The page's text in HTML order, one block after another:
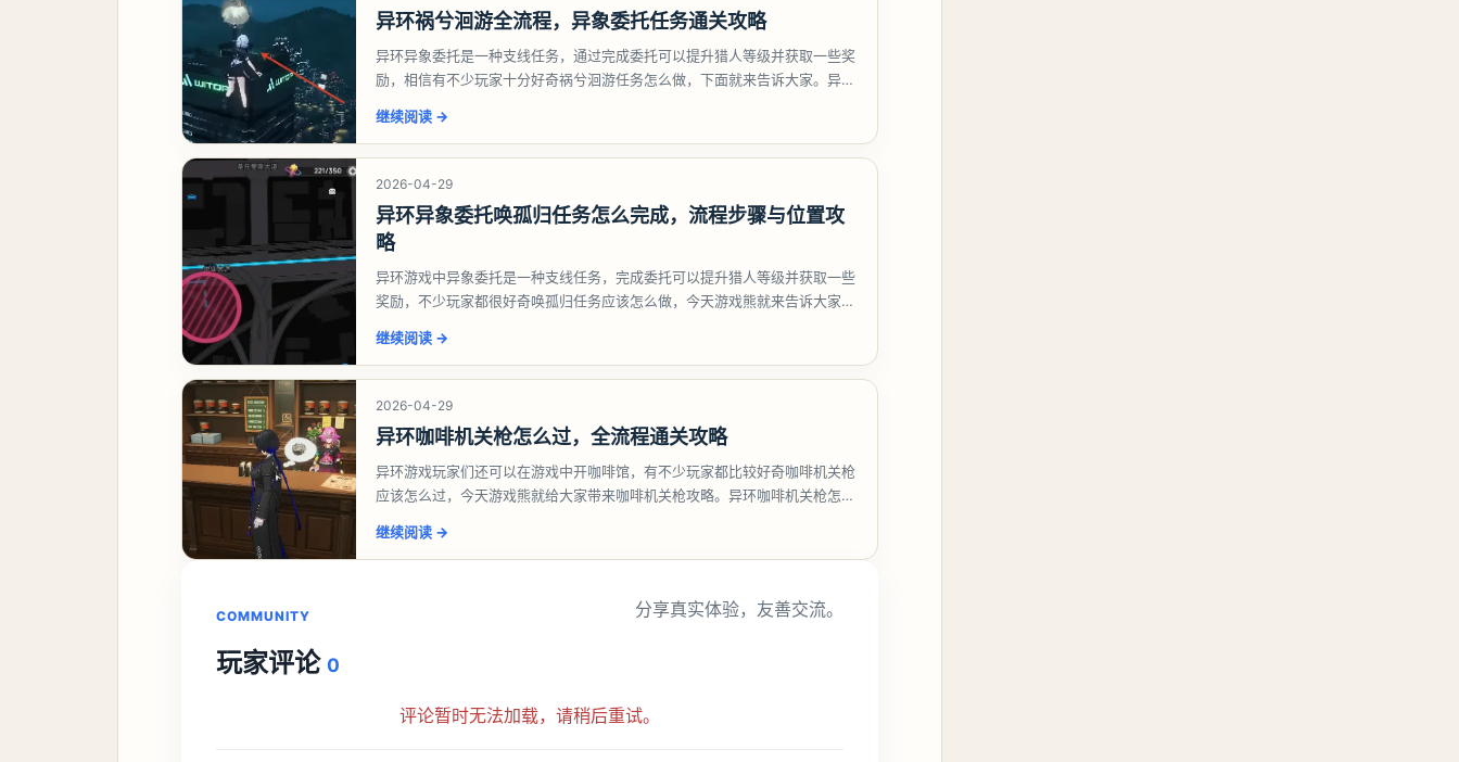
异环祸兮洄游全流程，异象委托任务通关攻略
异环异象委托是一种支线任务，通过完成委托可以提升猎人等级并获取一些奖
励，相信有不少玩家十分好奇祸兮洄游任务怎么做，下面就来告诉大家。异环
继续阅读 →
2026-04-29
异环异象委托唤孤归任务怎么完成，流程步骤与位置攻
略
异环游戏中异象委托是一种支线任务，完成委托可以提升猎人等级并获取一些
奖励，不少玩家都很好奇唤孤归任务应该怎么做，今天游戏熊就来告诉大家。
继续阅读 →
2026-04-29
异环咖啡机关枪怎么过，全流程通关攻略
异环游戏玩家们还可以在游戏中开咖啡馆，有不少玩家都比较好奇咖啡机关枪
应该怎么过，今天游戏熊就给大家带来咖啡机关枪攻略。异环咖啡机关枪怎么
继续阅读 →
COMMUNITY
玩家评论 0
分享真实体验，友善交流。
评论暂时无法加载，请稍后重试。